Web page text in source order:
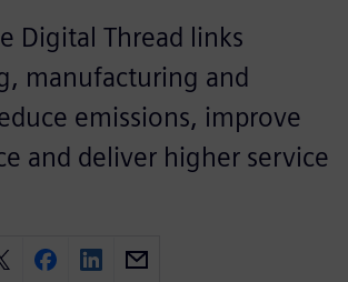
Digital Thread links
manufacturing and
emissions, improve
and deliver higher service